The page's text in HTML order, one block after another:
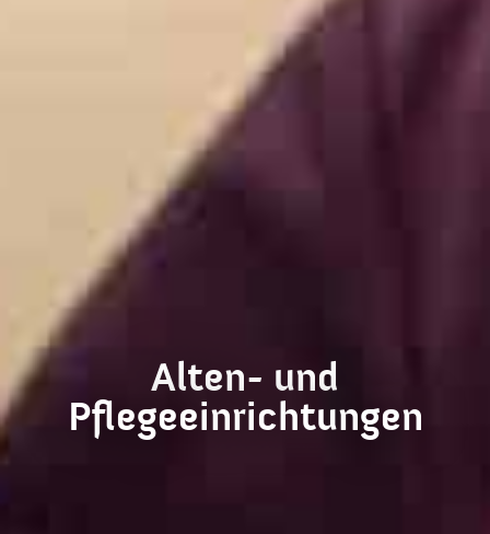
Alten- und
Pflegeeinrichtungen